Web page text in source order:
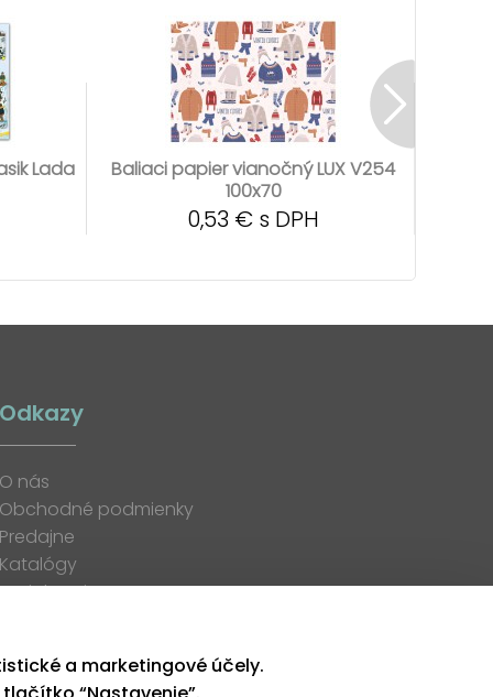
Lada
Baliaci papier vianočný LUX V254
100x70
0,53 € s DPH
Odkazy
O nás
Obchodné podmienky
Predajne
Katalógy
K stiahnutiu
Kariéra a marketingové účely.